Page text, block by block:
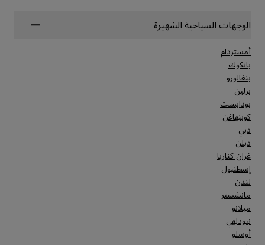
الوجهات السياحية الشهيرة
أمستردام
بانكوك
بنغالورو
برلين
بودابست
كوبنهاغن
دبي
دبلن
غران كناريا
إسطنبول
لندن
مانشستر
ميلانو
نيودلهي
أوسلو